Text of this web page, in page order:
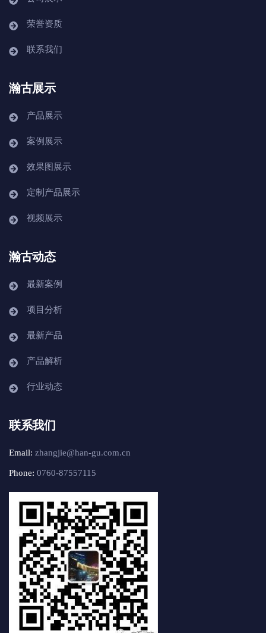
荣誉资质
联系我们
瀚古展示
产品展示
案例展示
效果图展示
定制产品展示
视频展示
瀚古动态
最新案例
项目分析
最新产品
产品解析
行业动态
联系我们
Email: zhangjie@han-gu.com.cn
Phone: 0760-87557115